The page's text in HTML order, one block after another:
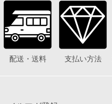
配送・送料 支払い方法